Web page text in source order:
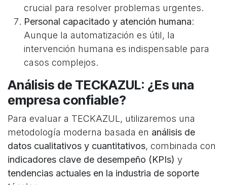
crucial para resolver problemas urgentes.
Personal capacitado y atención humana:
Aunque la automatización es útil, la
intervención humana es indispensable para
casos complejos.
Análisis de TECKAZUL: ¿Es una
empresa confiable?
Para evaluar a TECKAZUL, utilizaremos una
metodología moderna basada en análisis de
datos cualitativos y cuantitativos, combinada con
indicadores clave de desempeño (KPIs) y
tendencias actuales en la industria de soporte